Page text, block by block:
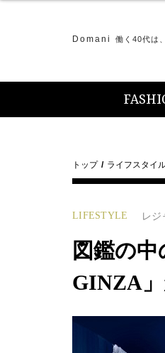
Domani 働く40代は
トップ ライフスタイ
LIFESTYLE レジ
図鑑の
GINZA